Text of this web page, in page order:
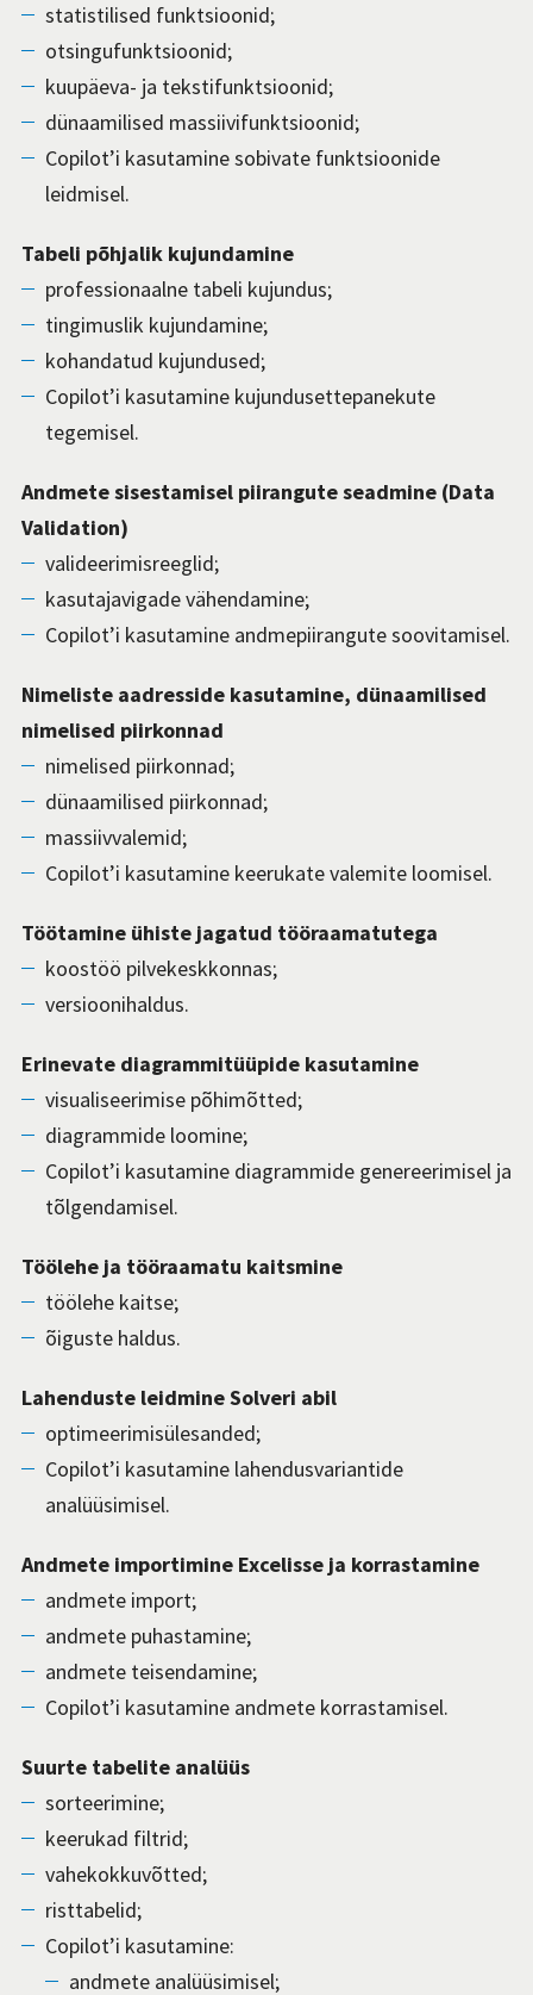
statistilised funktsioonid;
otsingufunktsioonid;
kuupäeva- ja tekstifunktsioonid;
dünaamilised massiivifunktsioonid;
Copilot’i kasutamine sobivate funktsioonide
leidmisel.
Tabeli põhjalik kujundamine
professionaalne tabeli kujundus;
tingimuslik kujundamine;
kohandatud kujundused;
Copilot’i kasutamine kujundusettepanekute
tegemisel.
Andmete sisestamisel piirangute seadmine (Data
Validation)
valideerimisreeglid;
kasutajavigade vähendamine;
Copilot’i kasutamine andmepiirangute soovitamisel.
Nimeliste aadresside kasutamine, dünaamilised
nimelised piirkonnad
nimelised piirkonnad;
dünaamilised piirkonnad;
massiivvalemid;
Copilot’i kasutamine keerukate valemite loomisel.
Töötamine ühiste jagatud tööraamatutega
koostöö pilvekeskkonnas;
versioonihaldus.
Erinevate diagrammitüüpide kasutamine
visualiseerimise põhimõtted;
diagrammide loomine;
Copilot’i kasutamine diagrammide genereerimisel ja
tõlgendamisel.
Töölehe ja tööraamatu kaitsmine
töölehe kaitse;
õiguste haldus.
Lahenduste leidmine Solveri abil
optimeerimisülesanded;
Copilot’i kasutamine lahendusvariantide
analüüsimisel.
Andmete importimine Excelisse ja korrastamine
andmete import;
andmete puhastamine;
andmete teisendamine;
Copilot’i kasutamine andmete korrastamisel.
Suurte tabelite analüüs
sorteerimine;
keerukad filtrid;
vahekokkuvõtted;
risttabelid;
Copilot’i kasutamine:
andmete analüüsimisel;